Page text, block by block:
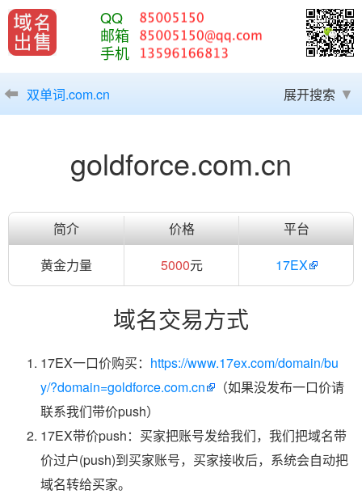
QQ
邮箱
手机
双单词.com.cn 展开搜索
goldforce.com.cn
简介 价格
平台
黄金力量
5000元 17EX
域名交易方式
17EX一口价购买： https://www.17ex.com/domain/bu
y/?domain=goldforce.com.cn
（如果没发布一口价请
联系我们带价push）
17EX带价push：买家把账号发给我们，我们把域名带
价过户(push)到买家账号，买家接收后，系统会自动把
域名转给买家。